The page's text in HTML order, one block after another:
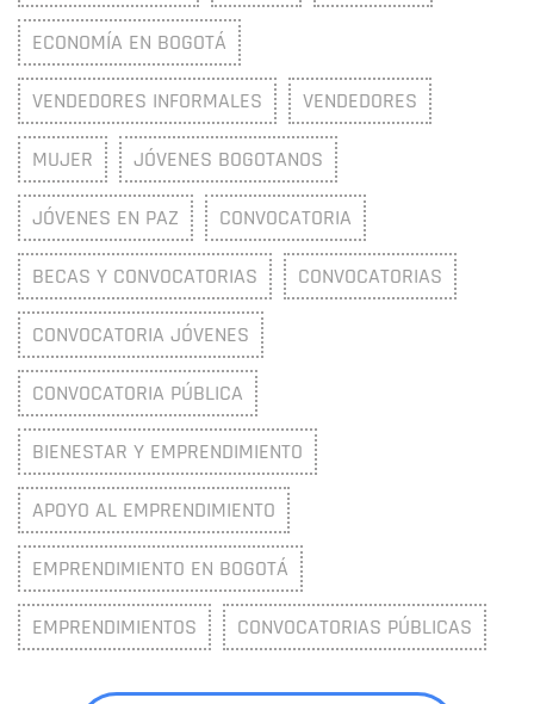
ECONOMÍA EN BOGOTÁ
VENDEDORES INFORMALES VENDEDORES
MUJER JÓVENES BOGOTANOS
JÓVENES EN PAZ CONVOCATORIA
BECAS Y CONVOCATORIAS CONVOCATORIAS
CONVOCATORIA JÓVENES
CONVOCATORIA PÚBLICA
BIENESTAR Y EMPRENDIMIENTO
APOYO AL EMPRENDIMIENTO
EMPRENDIMIENTO EN BOGOTÁ
EMPRENDIMIENTOS CONVOCATORIAS PÚBLICAS